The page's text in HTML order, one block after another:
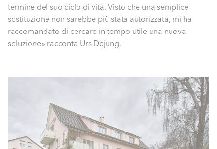
termine del suo ciclo di vita. Visto che una semplice
sostituzione non sarebbe più stata autorizzata, mi ha
raccomandato di cercare in tempo utile una nuova
soluzione» racconta Urs Dejung.